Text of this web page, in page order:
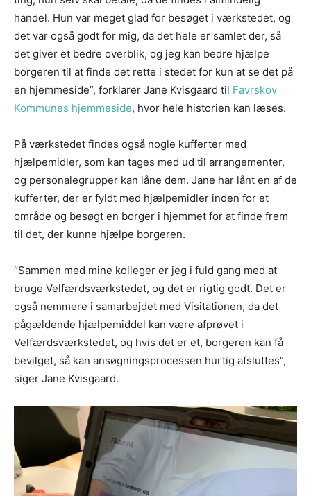
handel. Hun var meget glad for besøget i værkstedet, og
det var også godt for mig, da det hele er samlet der, så
det giver et bedre overblik, og jeg kan bedre hjælpe
borgeren til at finde det rette i stedet for kun at se det på
en hjemmeside”, forklarer Jane Kvisgaard til Favrskov
Kommunes hjemmeside, hvor hele historien kan læses.
På værkstedet findes også nogle kufferter med
hjælpemidler, som kan tages med ud til arrangementer,
og personalegrupper kan låne dem. Jane har lånt en af de
kufferter, der er fyldt med hjælpemidler inden for et
område og besøgt en borger i hjemmet for at finde frem
til det, der kunne hjælpe borgeren.
“Sammen med mine kolleger er jeg i fuld gang med at
bruge Velfærdsværkstedet, og det er rigtig godt. Det er
også nemmere i samarbejdet med Visitationen, da det
pågældende hjælpemiddel kan være afprøvet i
Velfærdsværkstedet, og hvis det er et, borgeren kan få
bevilget, så kan ansøgningsprocessen hurtig afsluttes”,
siger Jane Kvisgaard.